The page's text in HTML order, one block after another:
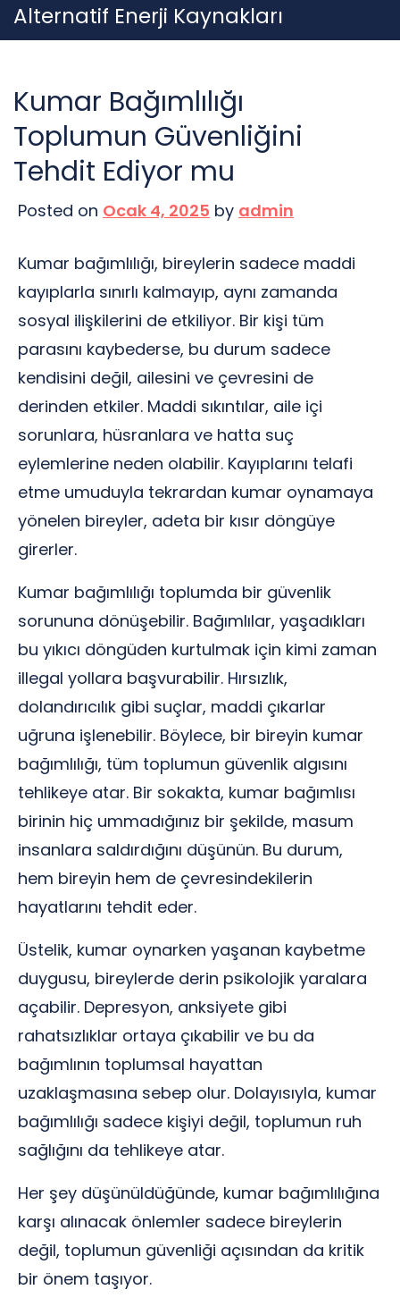
Skip
to
Alternatif Enerji Kaynakları
Kumar Bağımlılığı
Toplumun Güvenliğini
Tehdit Ediyor mu
Posted on Ocak 4, 2025 by admin
Kumar bağımlılığı, bireylerin sadece maddi
kayıplarla sınırlı kalmayıp, aynı zamanda
sosyal ilişkilerini de etkiliyor. Bir kişi tüm
parasını kaybederse, bu durum sadece
kendisini değil, ailesini ve çevresini de
derinden etkiler. Maddi sıkıntılar, aile içi
sorunlara, hüsranlara ve hatta suç
eylemlerine neden olabilir. Kayıplarını telafi
etme umuduyla tekrardan kumar oynamaya
yönelen bireyler, adeta bir kısır döngüye
girerler.
Kumar bağımlılığı toplumda bir güvenlik
sorununa dönüşebilir. Bağımlılar, yaşadıkları
bu yıkıcı döngüden kurtulmak için kimi zaman
illegal yollara başvurabilir. Hırsızlık,
dolandırıcılık gibi suçlar, maddi çıkarlar
uğruna işlenebilir. Böylece, bir bireyin kumar
bağımlılığı, tüm toplumun güvenlik algısını
tehlikeye atar. Bir sokakta, kumar bağımlısı
birinin hiç ummadığınız bir şekilde, masum
insanlara saldırdığını düşünün. Bu durum,
hem bireyin hem de çevresindekilerin
hayatlarını tehdit eder.
Üstelik, kumar oynarken yaşanan kaybetme
duygusu, bireylerde derin psikolojik yaralara
açabilir. Depresyon, anksiyete gibi
rahatsızlıklar ortaya çıkabilir ve bu da
bağımlının toplumsal hayattan
uzaklaşmasına sebep olur. Dolayısıyla, kumar
bağımlılığı sadece kişiyi değil, toplumun ruh
sağlığını da tehlikeye atar.
Her şey düşünüldüğünde, kumar bağımlılığına
karşı alınacak önlemler sadece bireylerin
değil, toplumun güvenliği açısından da kritik
bir önem taşıyor.